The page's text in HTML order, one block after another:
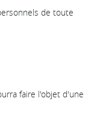
de toute
faire l'objet d'une